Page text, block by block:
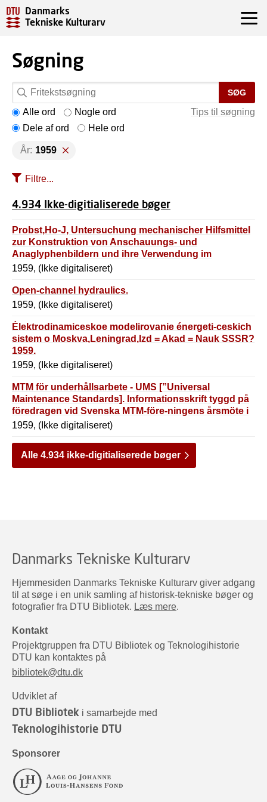
Danmarks
Tekniske Kulturarv
Søgning
SØG
Tips til søgning
Alle ord
Nogle ord
Dele af ord
Hele ord
År: 1959
Filtre...
4.934 Ikke-digitialiserede bøger
Probst,Ho-J, Untersuchung mechanischer Hilfsmittel
zur Konstruktion von Anschauungs- und
Anaglyphenbildern und ihre Verwendung im
Bergbau.
1959, (Ikke digitaliseret)
Open-channel hydraulics.
1959, (Ikke digitaliseret)
Élektrodinamiceskoe modelirovanie énergeti-ceskich
sistem o Moskva,Leningrad,Izd = Akad = Nauk SSSR?
1959.
1959, (Ikke digitaliseret)
MTM för underhållsarbete - UMS [”Universal
Maintenance Standards]. Informationsskrift tyggd på
föredragen vid Svenska MTM-före-ningens årsmöte i
Jönköping den 27 febr.1959.
1959, (Ikke digitaliseret)
Alle 4.934 ikke-digitialiserede bøger
Danmarks Tekniske Kulturarv
Hjemmesiden Danmarks Tekniske Kulturarv giver adgang
til at søge i en unik samling af historisk-tekniske bøger og
fotografier fra DTU Bibliotek. Læs mere.
Kontakt
Projektgruppen fra DTU Bibliotek og Teknologihistorie
DTU kan kontaktes på
bibliotek@dtu.dk
Udviklet af
DTU Bibliotek i samarbejde med
Teknologihistorie DTU
Sponsorer